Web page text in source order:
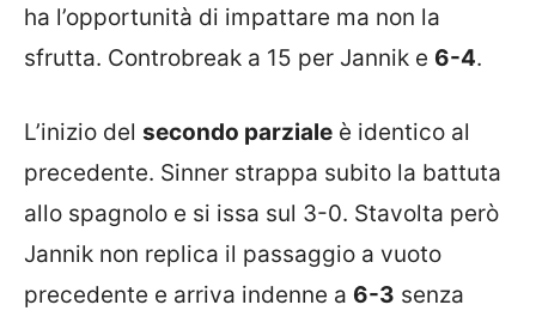
ha l’opportunità di impattare ma non la
sfrutta. Controbreak a 15 per Jannik e 6-4.
L’inizio del secondo parziale è identico al
precedente. Sinner strappa subito la battuta
allo spagnolo e si issa sul 3-0. Stavolta però
Jannik non replica il passaggio a vuoto
precedente e arriva indenne a 6-3 senza